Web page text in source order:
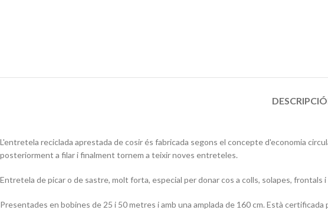
DESCRIPCIÓ
L'entretela reciclada aprestada de cosir és fabricada segons el concepte d'economia
posteriorment a filar i finalment tornem a teixir noves entreteles.
Entretela de picar o de sastre, molt forta, especial per donar cos a colls, solapes,
Presentades en bobines de 25 i 50 metres i amb una amplada de 160 cm. Està